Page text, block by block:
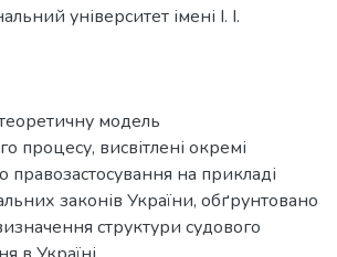
університет імені І. І.
модель
процесу, висвітлені окремі
правозастосування на прикладі
законів України, обґрунтовано
структури судового